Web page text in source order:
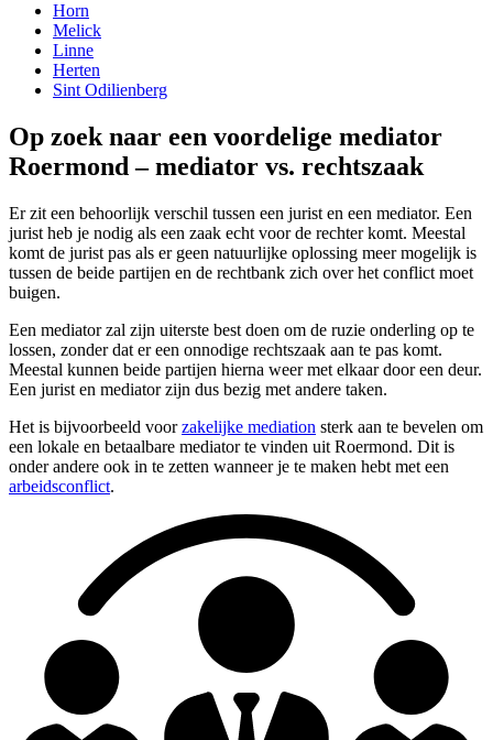
Horn
Melick
Linne
Herten
Sint Odilienberg
Op zoek naar een voordelige mediator
Roermond – mediator vs. rechtszaak
Er zit een behoorlijk verschil tussen een jurist en een mediator. Een
jurist heb je nodig als een zaak echt voor de rechter komt. Meestal
komt de jurist pas als er geen natuurlijke oplossing meer mogelijk is
tussen de beide partijen en de rechtbank zich over het conflict moet
buigen.
Een mediator zal zijn uiterste best doen om de ruzie onderling op te
lossen, zonder dat er een onnodige rechtszaak aan te pas komt.
Meestal kunnen beide partijen hierna weer met elkaar door een deur.
Een jurist en mediator zijn dus bezig met andere taken.
Het is bijvoorbeeld voorzakelijke mediation sterk aan te bevelen om
een lokale en betaalbare mediator te vinden uit Roermond. Dit is
onder andere ook in te zetten wanneer je te maken hebt met een
arbeidsconflict.